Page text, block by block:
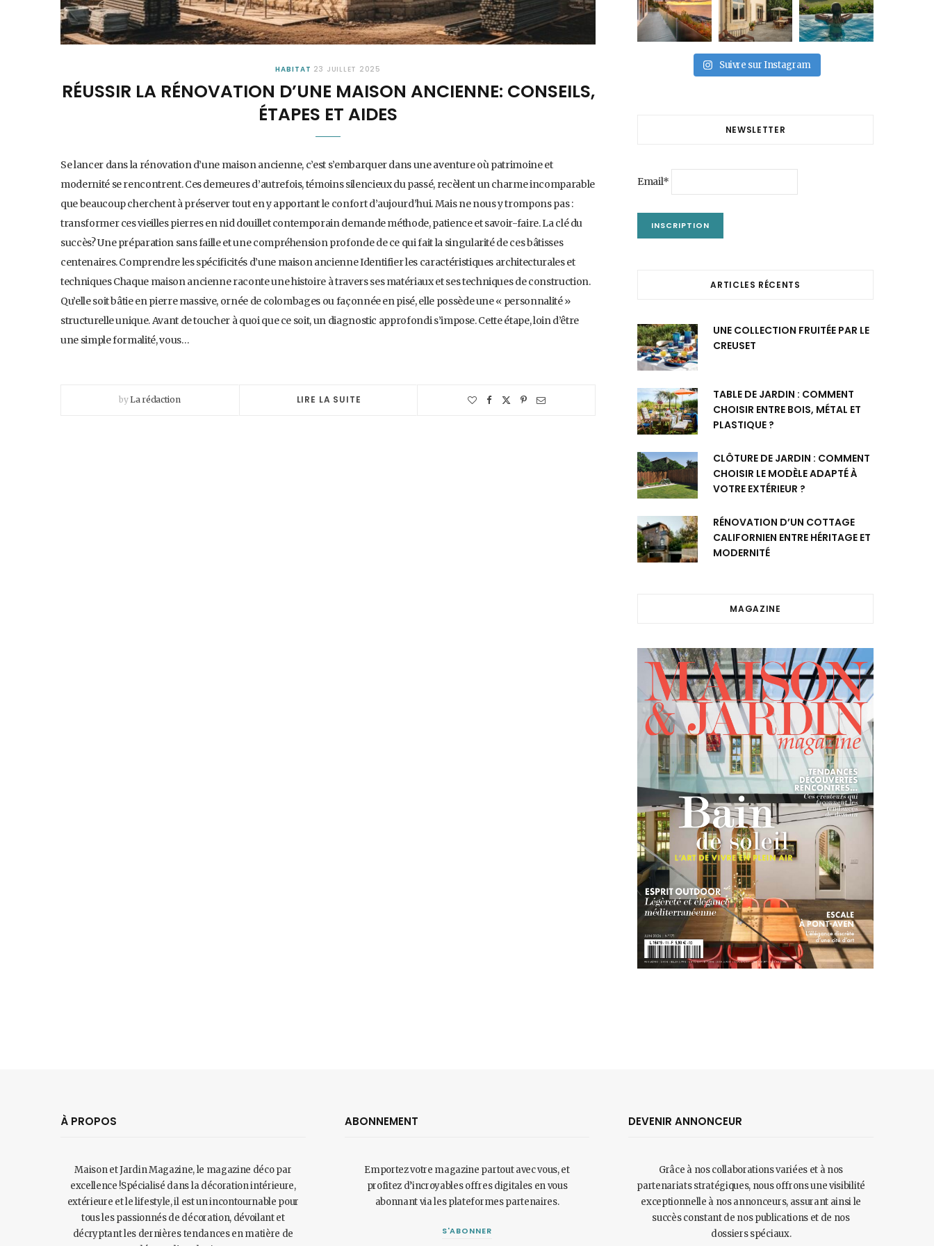
HABITAT 23 JUILLET 2025
RÉUSSIR LA RÉNOVATION D’UNE MAISON ANCIENNE: CONSEILS,
ÉTAPES ET AIDES
Se lancer dans la rénovation d’une maison ancienne, c’est s’embarquer dans une aventure où patrimoine et
modernité se rencontrent. Ces demeures d’autrefois, témoins silencieux du passé, recèlent un charme incomparable
que beaucoup cherchent à préserver tout en y apportant le confort d’aujourd’hui. Mais ne nous y trompons pas :
transformer ces vieilles pierres en nid douillet contemporain demande méthode, patience et savoir-faire. La clé du
succès? Une préparation sans faille et une compréhension profonde de ce qui fait la singularité de ces bâtisses
centenaires. Comprendre les spécificités d’une maison ancienne Identifier les caractéristiques architecturales et
techniques Chaque maison ancienne raconte une histoire à travers ses matériaux et ses techniques de construction.
Qu’elle soit bâtie en pierre massive, ornée de colombages ou façonnée en pisé, elle possède une « personnalité »
structurelle unique. Avant de toucher à quoi que ce soit, un diagnostic approfondi s’impose. Cette étape, loin d’être
une simple formalité, vous…
byLa rédaction LIRE LA SUITE
Suivre sur Instagram
NEWSLETTER
Email*
ARTICLES RÉCENTS
UNE COLLECTION FRUITÉE PAR LE
CREUSET
TABLE DE JARDIN : COMMENT
CHOISIR ENTRE BOIS, MÉTAL ET
PLASTIQUE ?
CLÔTURE DE JARDIN : COMMENT
CHOISIR LE MODÈLE ADAPTÉ À
VOTRE EXTÉRIEUR ?
RÉNOVATION D’UN COTTAGE
CALIFORNIEN ENTRE HÉRITAGE ET
MODERNITÉ
MAGAZINE
À PROPOS
Maison et Jardin Magazine, le magazine déco par
excellence !Spécialisé dans la décoration intérieure,
extérieure et le lifestyle, il est un incontournable pour
tous les passionnés de décoration, dévoilant et
décryptant les dernières tendances en matière de
ABONNEMENT
Emportez votre magazine partout avec vous, et
profitez d’incroyables offres digitales en vous
abonnant via les plateformes partenaires.
S'ABONNER
DEVENIR ANNONCEUR
Grâce à nos collaborations variées et à nos
partenariats stratégiques, nous offrons une visibilité
exceptionnelle à nos annonceurs, assurant ainsi le
succès constant de nos publications et de nos
dossiers spéciaux.